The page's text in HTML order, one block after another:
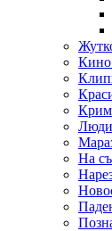
Кино
Люди
На